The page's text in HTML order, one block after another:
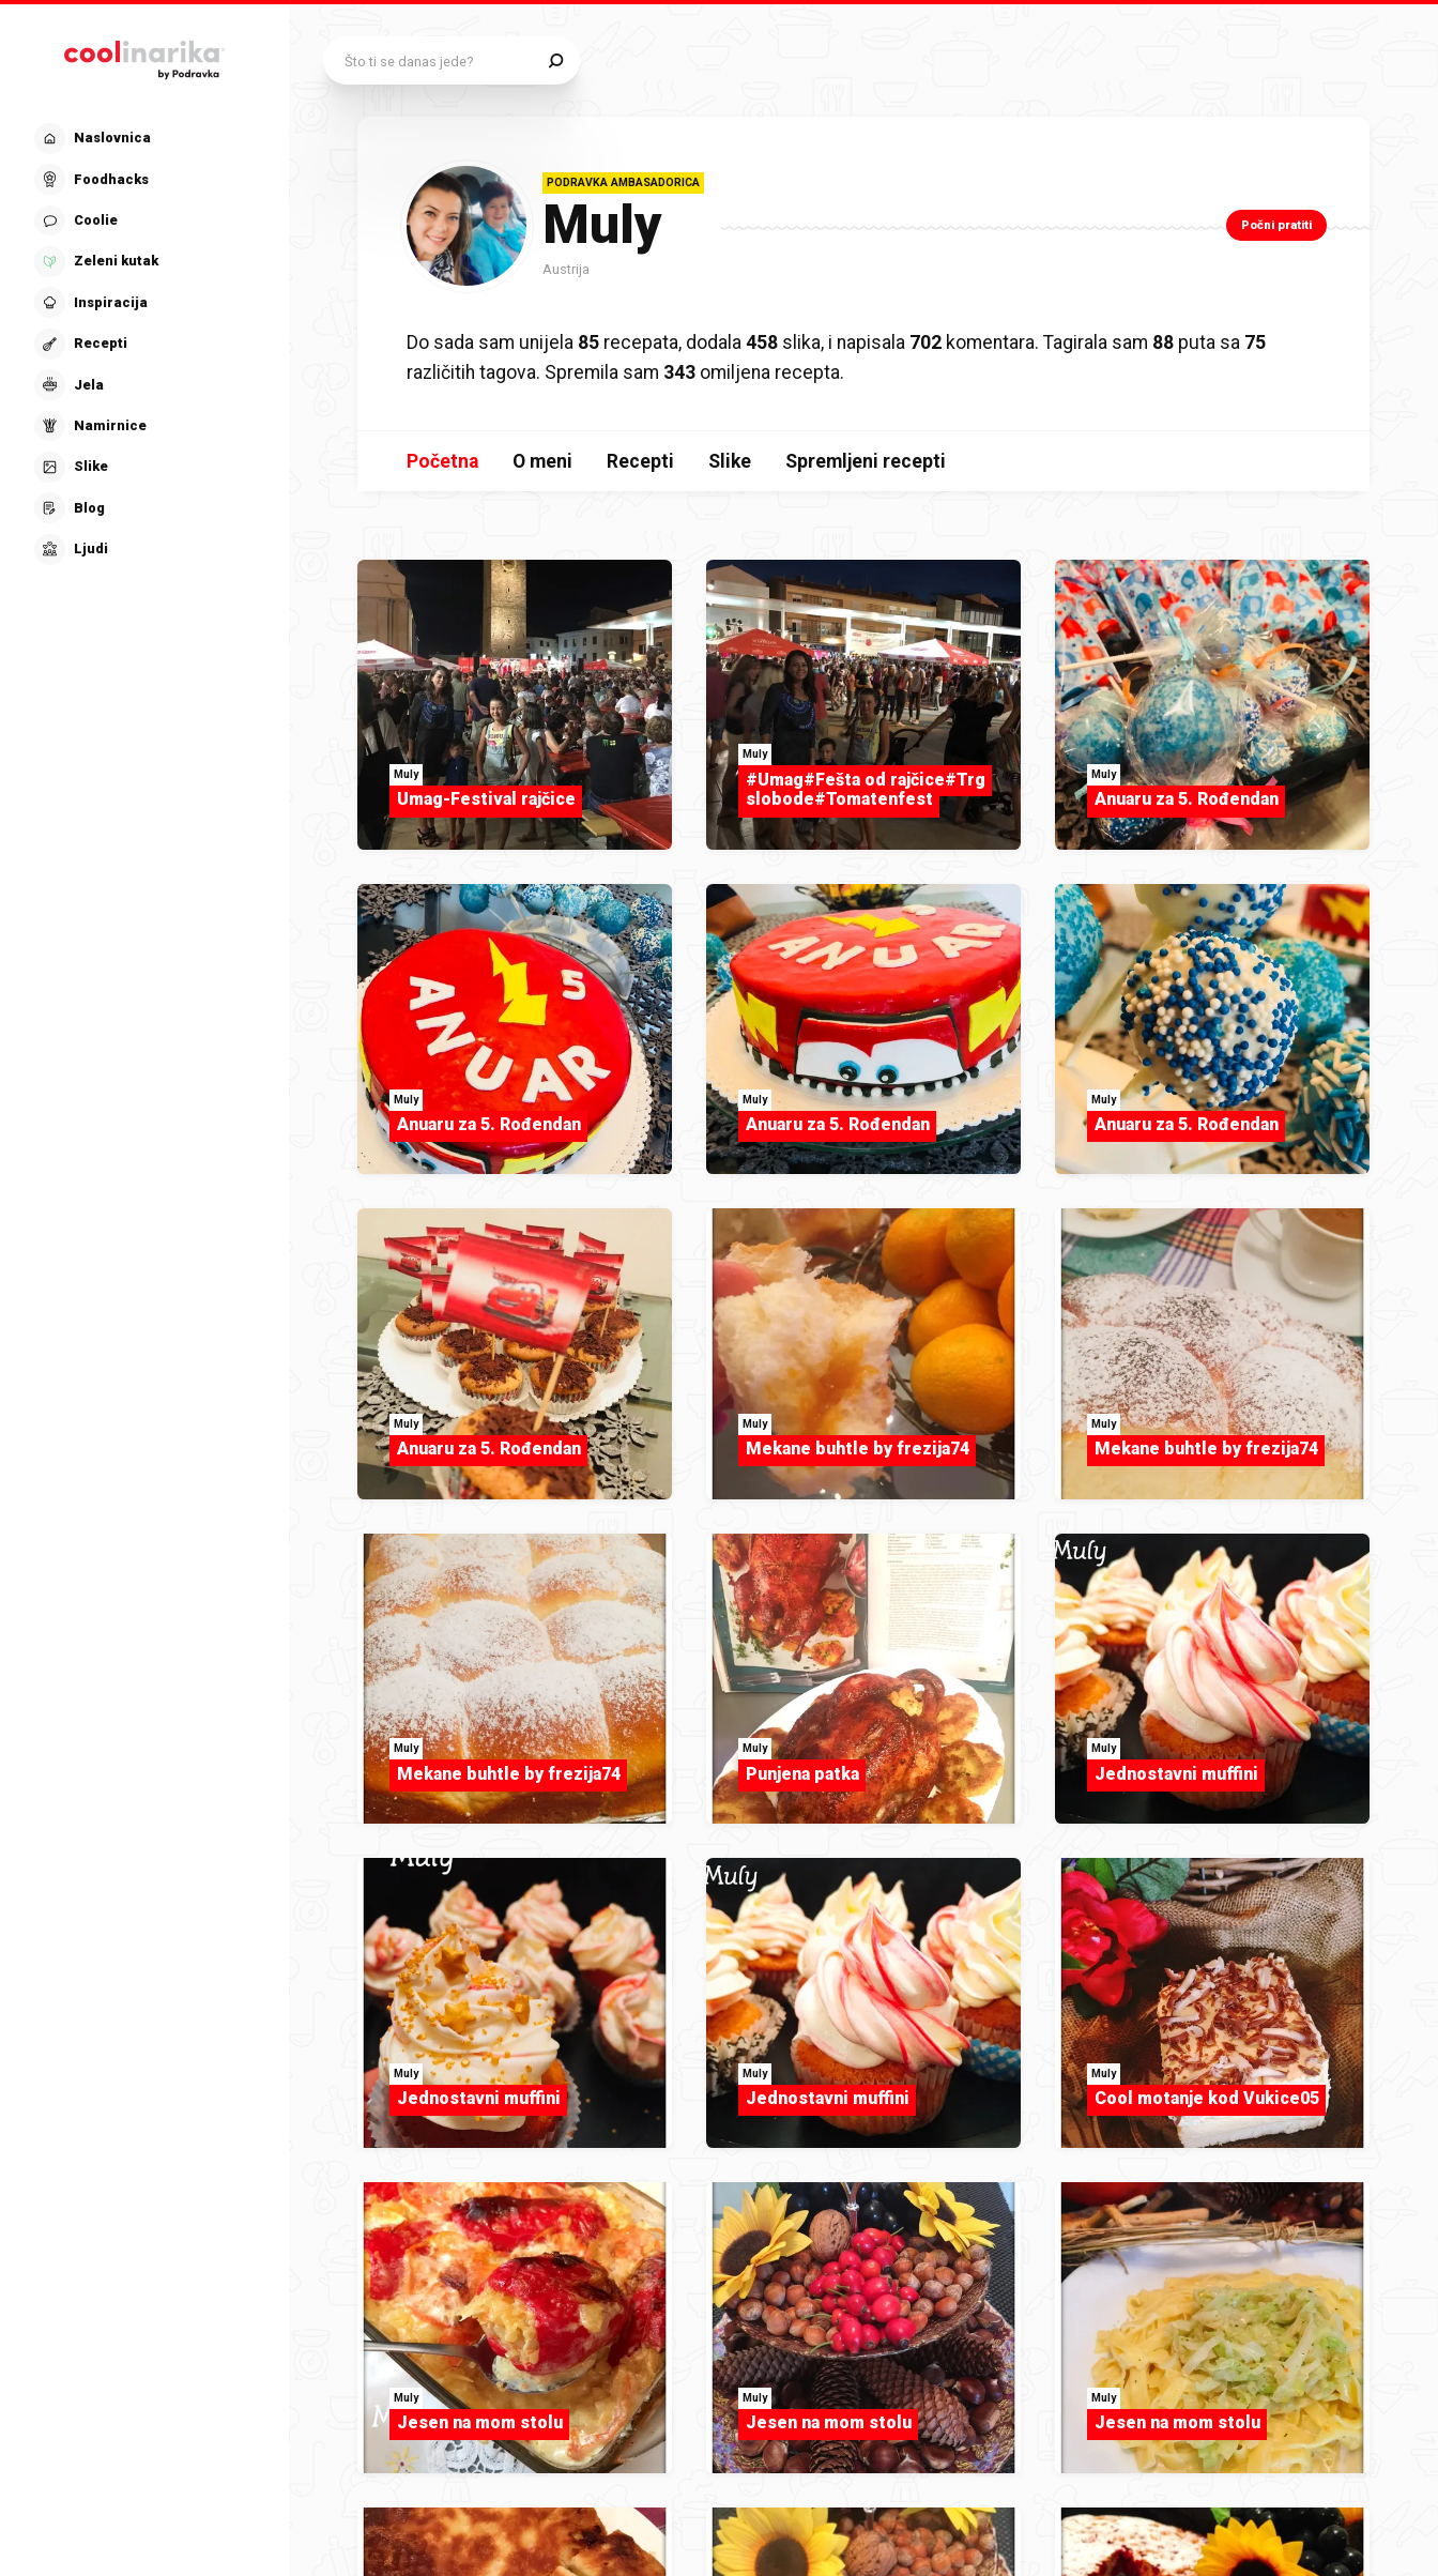
Naslovnica
Foodhacks
Coolie
Zeleni kutak
Inspiracija
Recepti
Jela
Namirnice
Slike
Blog
Ljudi
PODRAVKA AMBASADORICA
Muly
Austrija
Počni pratiti
Do sada sam unijela 85 recepata, dodala458 slika, i napisala 702 komentara. Tagirala sam 88 puta sa 75
različitih tagova. Spremila sam 343 omiljena recepta.
Početna O meni Recepti Slike Spremljeni recepti
Muly
Umag-Festival rajčice
Muly
#Umag#Fešta od rajčice#Trg
slobode#Tomatenfest
Muly
Anuaru za 5. Rođendan
Muly
Anuaru za 5. Rođendan
Muly
Anuaru za 5. Rođendan
Muly
Anuaru za 5. Rođendan
Muly
Anuaru za 5. Rođendan
Muly
Mekane buhtle by frezija74
Muly
Mekane buhtle by frezija74
Muly
Mekane buhtle by frezija74
Muly
Punjena patka
Muly
Jednostavni muffini
Muly
Jednostavni muffini
Muly
Jednostavni muffini
Muly
Cool motanje kod Vukice05
Muly
Jesen na mom stolu
Muly
Jesen na mom stolu
Muly
Jesen na mom stolu
Što ti se danas jede?